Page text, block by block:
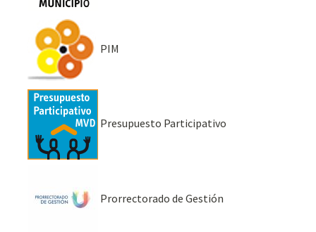
PIM
Presupuesto Participativo
Prorrectorado de Gestión